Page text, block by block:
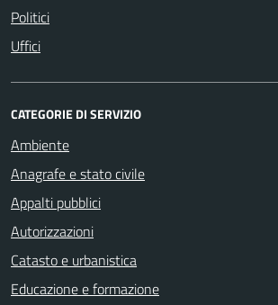
Politici
Uffici
CATEGORIE DI SERVIZIO
Ambiente
Anagrafe e stato civile
Appalti pubblici
Autorizzazioni
Catasto e urbanistica
Educazione e formazione